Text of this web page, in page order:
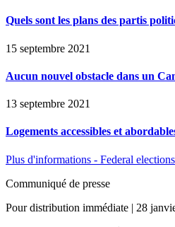
Quels sont les plans des partis
15 septembre 2021
Aucun nouvel obstacle dans un
13 septembre 2021
Logements accessibles et
Plus d'informations - Federal elections
Communiqué de presse
Pour distribution immédiate | 28